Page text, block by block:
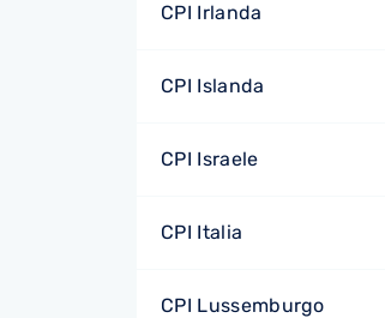
CPI Irlanda
CPI Islanda
CPI Israele
CPI Italia
CPI Lussemburgo